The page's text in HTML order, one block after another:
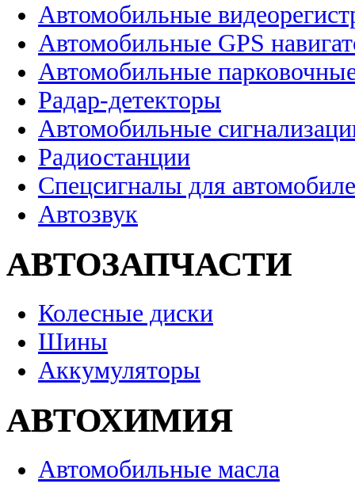
Автомобильные
Автомобильные GPS
Автомобильные
Радар-детекторы
Автомобильные
Радиостанции
Спецсигналы для
Автозвук
АВТОЗАПЧАСТИ
Колесные диски
Шины
Аккумуляторы
АВТОХИМИЯ
Автомобильные масла